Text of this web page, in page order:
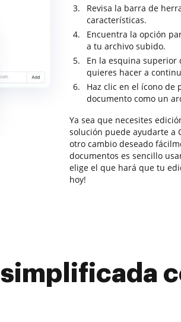
Revisa la barra de
características.
Encuentra la opción
a tu archivo subido.
En la esquina superior
quieres hacer a
Haz clic en el ícono de
documento como un
Ya sea que necesites
solución puede ayudarte a
otro cambio deseado
documentos es sencillo
elige el que hará que tu
hoy!
simplificada